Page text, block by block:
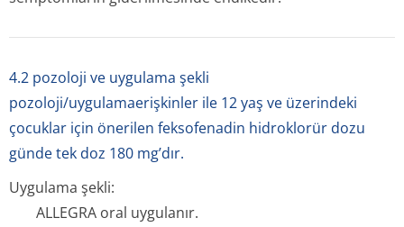
4.2 pozoloji ve uygulama şekli
pozoloji/uygulamaerişkinler ile 12 yaş ve üzerindeki
çocuklar için önerilen feksofenadin hidroklorür dozu
günde tek doz 180 mg’dır.
Uygulama şekli:
ALLEGRA oral uygulanır.